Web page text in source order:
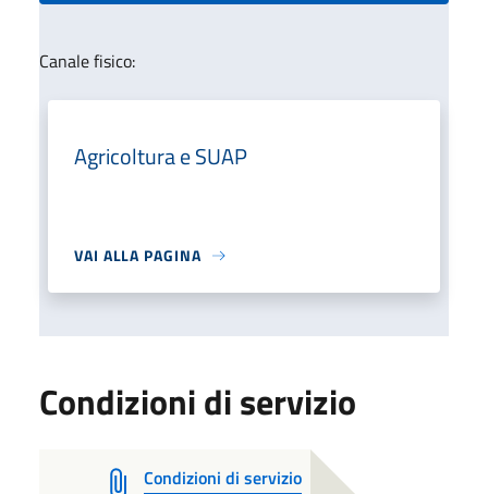
Canale fisico:
Agricoltura e SUAP
VAI ALLA PAGINA
Condizioni di servizio
Condizioni di servizio